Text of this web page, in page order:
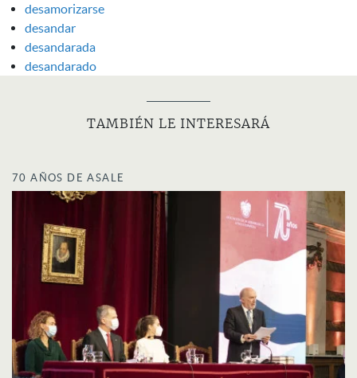
desamorizarse
desandar
desandarada
desandarado
TAMBIÉN LE INTERESARÁ
70 AÑOS DE ASALE